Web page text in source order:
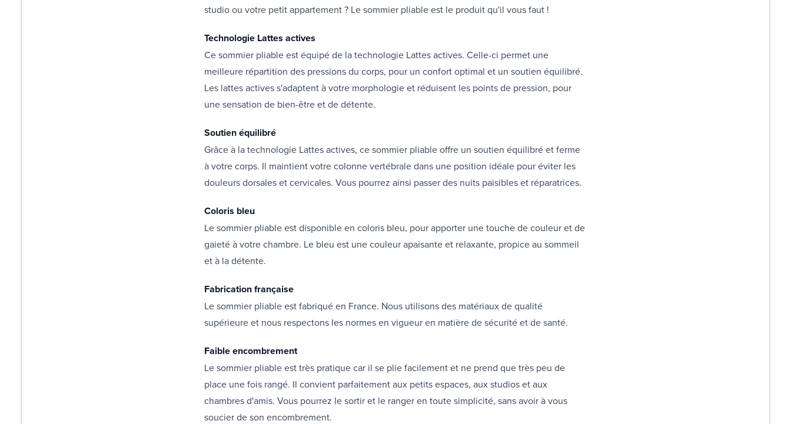
studio ou votre petit appartement ? Le sommier pliable est le produit qu'il vous faut !
Technologie Lattes actives
Ce sommier pliable est équipé de la technologie Lattes actives. Celle-ci permet une
meilleure répartition des pressions du corps, pour un confort optimal et un soutien équilibré.
Les lattes actives s'adaptent à votre morphologie et réduisent les points de pression, pour
une sensation de bien-être et de détente.
Soutien équilibré
Grâce à la technologie Lattes actives, ce sommier pliable offre un soutien équilibré et ferme
à votre corps. Il maintient votre colonne vertébrale dans une position idéale pour éviter les
douleurs dorsales et cervicales. Vous pourrez ainsi passer des nuits paisibles et réparatrices.
Coloris bleu
Le sommier pliable est disponible en coloris bleu, pour apporter une touche de couleur et de
gaieté à votre chambre. Le bleu est une couleur apaisante et relaxante, propice au sommeil
et à la détente.
Fabrication française
Le sommier pliable est fabriqué en France. Nous utilisons des matériaux de qualité
supérieure et nous respectons les normes en vigueur en matière de sécurité et de santé.
Faible encombrement
Le sommier pliable est très pratique car il se plie facilement et ne prend que très peu de
place une fois rangé. Il convient parfaitement aux petits espaces, aux studios et aux
chambres d'amis. Vous pourrez le sortir et le ranger en toute simplicité, sans avoir à vous
soucier de son encombrement.